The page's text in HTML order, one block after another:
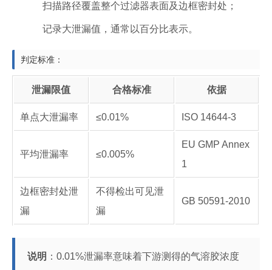
扫描路径覆盖整个过滤器表面及边框密封处；
记录大泄漏值，通常以百分比表示。
判定标准：
泄漏限值 合格标准 依据
单点大泄漏率 ≤0.01% ISO 14644-3
平均泄漏率 ≤0.005%
EU GMP Annex
1
边框密封处泄
漏
不得检出可见泄
漏
GB 50591-2010
说明 ：0.01%泄漏率意味着下游测得的气溶胶浓度